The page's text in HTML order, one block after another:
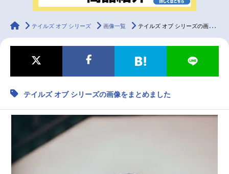
ラジオ みんなの声
マンガ・ラノベ ゲーム・アプリ 音楽 コスプレ
2.5次元 配信・Vtuber トレンド
最新記事一覧
アニメ記事一覧
アニメ映画一覧
animateTimes
テイルズ オブ シリーズ 画像一覧 テイルズ オブ シリーズの画像をまとめました
テイルズ オブ シリーズの画像をまとめました